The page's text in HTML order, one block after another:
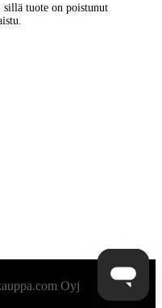
sillä tuote on poistunut
Oyj